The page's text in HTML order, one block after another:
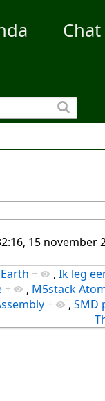
Chat
15 november
Earth + , Ik leg
+ , M5stack
+ , SMD